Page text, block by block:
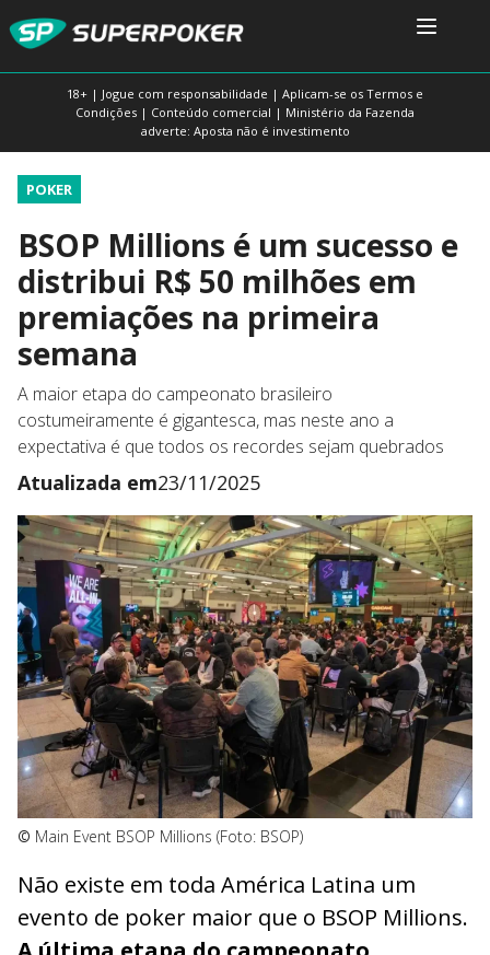
18+ | Jogue com responsabilidade | Aplicam-se os Termos e
Condições | Conteúdo comercial | Ministério da Fazenda
adverte: Aposta não é investimento
POKER
BSOP Millions é um sucesso e
distribui R$ 50 milhões em
premiações na primeira
semana
A maior etapa do campeonato brasileiro
costumeiramente é gigantesca, mas neste ano a
expectativa é que todos os recordes sejam quebrados
Atualizada em23/11/2025
© Main Event BSOP Millions (Foto: BSOP)
Não existe em toda América Latina um
evento de poker maior que o BSOP Millions.